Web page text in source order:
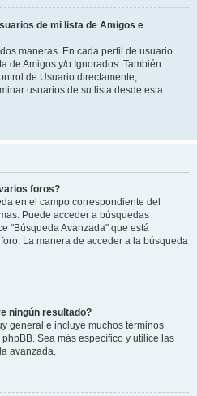
de mi lista de Amigos e
maneras. En cada perfil de usuario
de Amigos y/o Ignorados. También
de Usuario directamente,
usuarios de su lista desde esta
foros?
en el campo correspondiente del
Puede acceder a búsquedas
"Búsqueda Avanzada" que está
La manera de acceder a la búsqueda
ningún resultado?
general e incluye muchos términos
Sea más específico y utilice las
avanzada.